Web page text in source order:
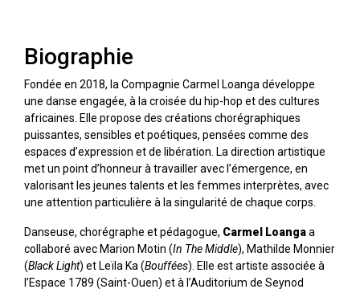
Biographie
Fondée en 2018, la Compagnie Carmel Loanga développe
une danse engagée, à la croisée du hip-hop et des cultures
africaines. Elle propose des créations chorégraphiques
puissantes, sensibles et poétiques, pensées comme des
espaces d’expression et de libération. La direction artistique
met un point d’honneur à travailler avec l’émergence, en
valorisant les jeunes talents et les femmes interprètes, avec
une attention particulière à la singularité de chaque corps.
Danseuse, chorégraphe et pédagogue, Carmel Loangaa
collaboré avec Marion Motin (In The Middle), Mathilde Monnier
(Black Light) et Leïla Ka (Bouffées). Elle est artiste associée à
l’Espace 1789 (Saint-Ouen) et à l’Auditorium de Seynod